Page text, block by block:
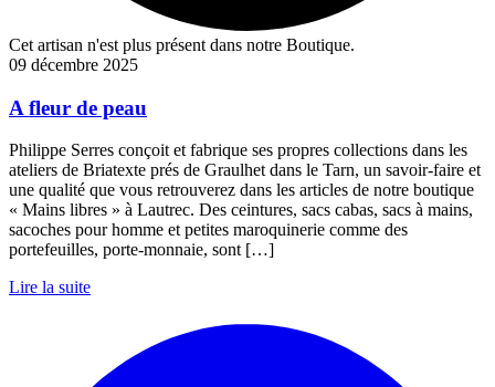
Cet artisan n'est plus présent dans notre Boutique.
09 décembre 2025
A fleur de peau
Philippe Serres conçoit et fabrique ses propres collections dans les
ateliers de Briatexte prés de Graulhet dans le Tarn, un savoir-faire et
une qualité que vous retrouverez dans les articles de notre boutique
« Mains libres » à Lautrec. Des ceintures, sacs cabas, sacs à mains,
sacoches pour homme et petites maroquinerie comme des
portefeuilles, porte-monnaie, sont […]
Lire la suite